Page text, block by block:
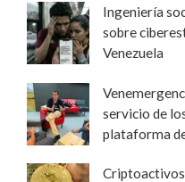
Ingeniería
sobre
Venezuela
servicio de
plataforma
Criptoactivos